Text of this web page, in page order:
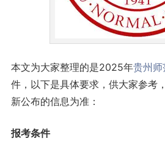
本文为大家整理的是2025年贵州 师
件，以下是具体要求，供大家参考
新公布的信息为准：
报考条件